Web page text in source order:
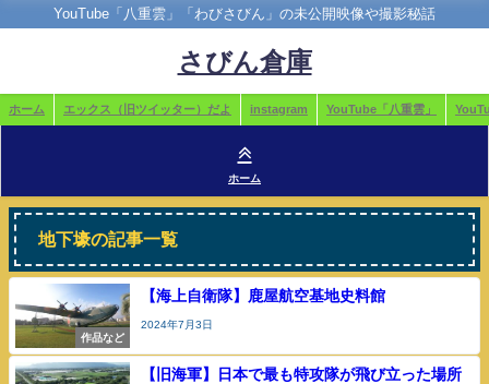
YouTube「八重雲」「わびさびん」の未公開映像や撮影秘話
さびん倉庫
ホーム エックス（旧ツイッター）だよ instagram YouTube「八重雲」
ホーム
地下壕の記事一覧
作品など
【海上自衛隊】鹿屋航空基地史料館
2024年7月3日
【旧海軍】日本で最も特攻隊が飛び立った場所